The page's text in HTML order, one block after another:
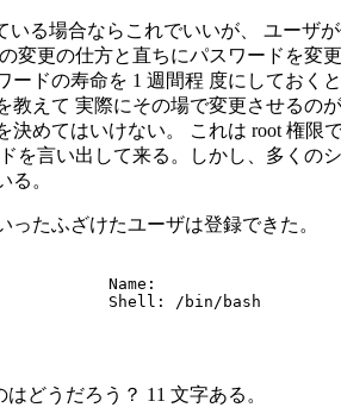
いる場合ならこれでいいが、 ユーザ
変更の仕方と直ちにパスワードを変
ードの寿命を 1 週間程 度にしてお
教えて 実際にその場で変更させるの
決めてはいけない。 これは root 権
を言い出して来る。しかし、多く
る。
ったふざけたユーザは登録できた。
Name:
Shell: /bin/bash
どうだろう？ 11 文字ある。